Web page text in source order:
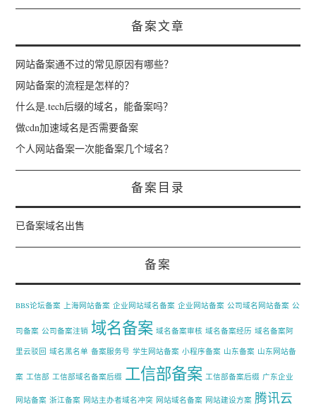
备案文章
网站备案通不过的常见原因有哪些？
网站备案的流程是怎样的？
什么是.tech后缀的域名，能备案吗？
做cdn加速域名是否需要备案
个人网站备案一次能备案几个域名？
备案目录
已备案域名出售
备案
BBS论坛备案 上海网站备案 企业网站域名备案 企业网站备案 公司域名网站备案 公
司备案 公司备案注销 域名备案 域名备案审核 域名备案经历 域名备案阿
里云驳回 域名黑名单 备案服务号 学生网站备案 小程序备案 山东备案 山东网站备
案 工信部 工信部域名备案后缀 工信部备案 工信部备案后缀 广东企业
网站备案 浙江备案 网站主办者域名冲突 网站域名备案 网站建设方案 腾讯云